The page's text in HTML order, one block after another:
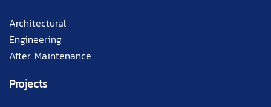
Architectural
Engineering
After Maintenance
Projects